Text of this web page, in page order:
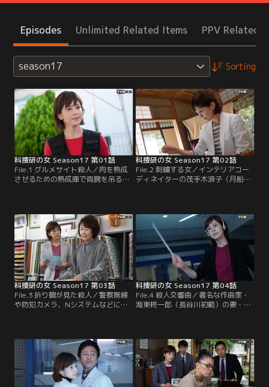
Episodes Unlimited Related Items PPV Related
season17 Sorting
科捜研の女 Season17 第01話
File.1 グルメサイト殺人／肉を熟成
させるための熟成庫で両腕を吊るさ
かるが、なぜか抵抗を示す外傷が見
当たらない。薬品を投与され抵抗で
きない状態だったのか？
科捜研の女 Season17 第02話
File.2 刺繍する女／インテリアコー
ディネイターの茂手木浪子（月船さ
らら）の他殺体が自室で発見され
始終を見ていたと思われた…。マリ
コ（沢口靖子）は、現場に落ちてい
た小さなガラス片が何なのか気にか
かる…。鑑定の結果、凶器は現場に
あった置時計で、8時45分で止まっ
ていた。
科捜研の女 Season17 第03話
File.3 折り鶴が見た殺人／警察無線
や防犯カメラ、Nシステムなどに技
た。早月（若村麻由美）の解剖によ
り、節子が末期がんに侵されていた
ことが判明。犯人はその事実を知ら
ずに殺害したのか？
科捜研の女 Season17 第04話
File.4 殺人交響曲／著名な作曲家・
海東柊一郎（長谷川初範）の妻・莉
で、ラジオはつけっぱなし、ベッド
テーブルには食べかけのバースデー
ケーキが残されていた。遺体の状況
などからマリコ（沢口靖子）は、一
酸化炭素中毒の可能性を疑う。